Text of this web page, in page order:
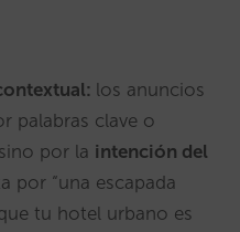
los anuncios
palabras clave o
por la intención del
por “una escapada
tu hotel urbano es